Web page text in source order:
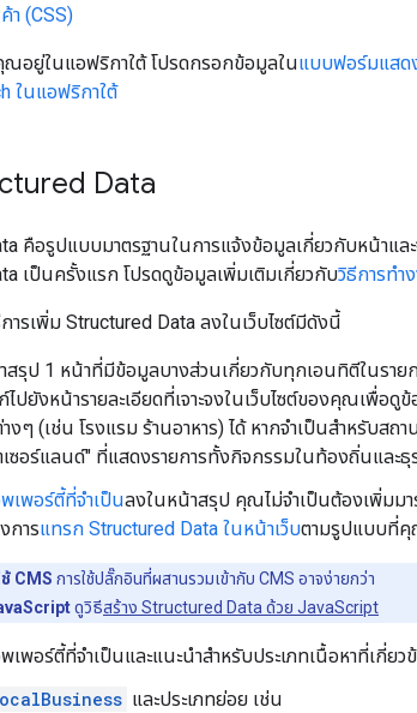
า (CSS)
อยู่ในแอฟริกาใต้ โปรดกรอกข้อมูลในแบบฟอร์มแสด
ในแอฟริกาใต้
Data
คือรูปแบบมาตรฐานในการแจ้งข้อมูลเกี่ยวกับหน้าแล
เป็นครั้งแรก โปรดดูข้อมูลเพิ่มเติมเกี่ยวกับวิธีการทำ
ารเพิ่ม Structured Data ลงในเว็บไซต์มีดังนี้
สรุป 1 หน้าที่มีข้อมูลบางส่วนเกี่ยวกับทุกเอนทิตีในรา
ไปยังหน้ารายละเอียดที่เจาะจงในเว็บไซต์ของคุณเพื่
างๆ (เช่น โรงแรม ร้านอาหาร) ได้ หากจำเป็นสําหรั
เซอร์แลนด์" ที่แสดงรายการทั้งกิจกรรมในท้องถิ่นและ
เพอร์ตี้ที่จำเป็นลงในหน้าสรุป คุณไม่จำเป็นต้องเพิ่มมา
การแทรก Structured Data ในหน้าเว็บตามรูปแบบที่
CMS การใช้ปลั๊กอินที่ผสานรวมเข้ากับ CMS อาจง่ายกว่า
ดูวิธีสร้าง Structured Data ด้วย JavaScript
เพอร์ตี้ที่จำเป็นและแนะนำสำหรับประเภทเนื้อหาที่เกี่ย
และประเภทย่อย เช่น